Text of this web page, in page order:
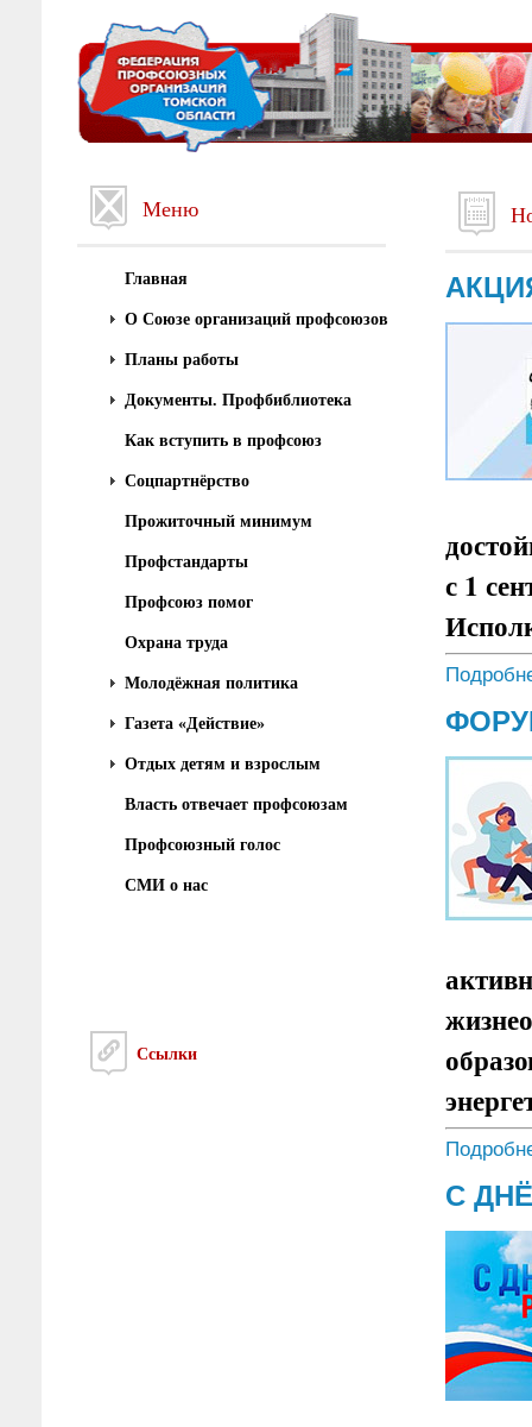
Меню
Главная
О Союзе организаций профсоюзов
Планы работы
Документы. Профбиблиотека
Как вступить в профсоюз
Соцпартнёрство
Прожиточный минимум
Профстандарты
Профсоюз помог
Охрана труда
Молодёжная политика
Газета «Действие»
Отдых детям и взрослым
Власть отвечает профсоюзам
Профсоюзный голос
СМИ о нас
Ссылки
с 1
С